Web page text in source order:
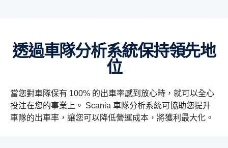
透過車隊分析系統保持領先地
位
當您對車隊保有 100% 的出車率感到放心時，就可以全心
投注在您的事業上。 Scania 車隊分析系統可協助您提升
車隊的出車率，讓您可以降低營運成本，將獲利最大化。